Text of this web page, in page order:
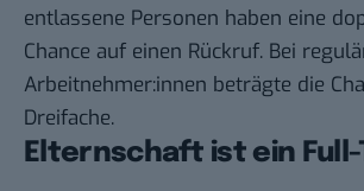
entlassene Personen haben eine
Chance auf einen Rückruf. Bei
Arbeitnehmer:innen beträgte die
Dreifache.
Elternschaft ist ein